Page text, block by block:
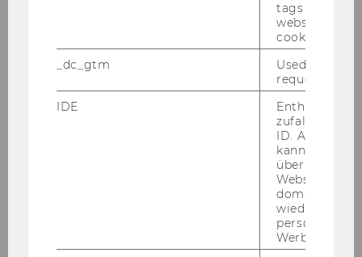
Winter Term 2024/25
Summer Term 2024
tags on the
website read
cookie.
_dc_gtm
Used to
request rate.
IDE
Enthält eine
ID. Anhand
kann Google
über
Websites
Werbung